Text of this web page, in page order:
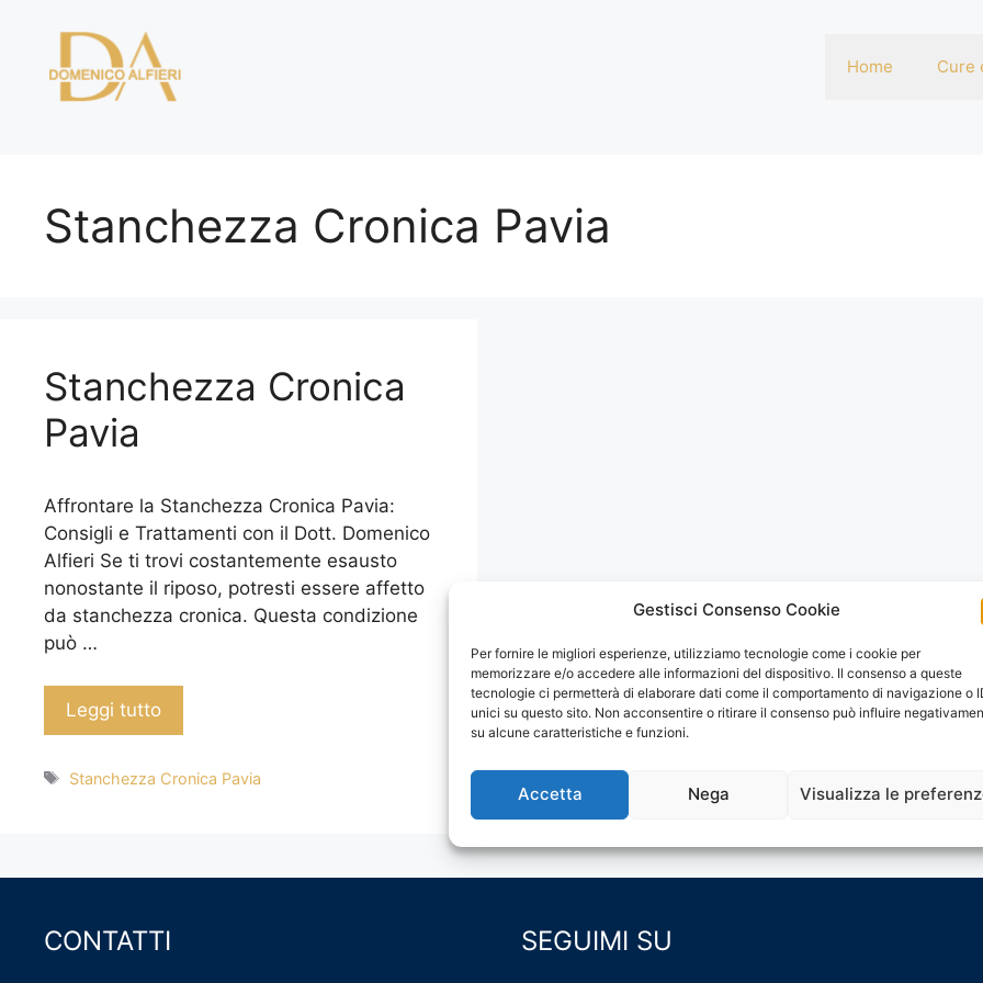
Gestisci Consenso Cookie
Per fornire le migliori esperienze, utilizziamo tecnologie come i cookie per
memorizzare e/o accedere alle informazioni del dispositivo. Il consenso a queste
tecnologie ci permetterà di elaborare dati come il comportamento di navigazione o
unici su questo sito. Non acconsentire o ritirare il consenso può influire
su alcune caratteristiche e funzioni.
Accetta Nega Visualizza le
contenuto
Home Cure
Stanchezza Cronica Pavia
Stanchezza Cronica
Pavia
Affrontare la Stanchezza Cronica Pavia:
Consigli e Trattamenti con il Dott. Domenico
Alfieri Se ti trovi costantemente esausto
nonostante il riposo, potresti essere affetto
da stanchezza cronica. Questa condizione
può …
Leggi tutto
Tag
Stanchezza Cronica Pavia
CONTATTI SEGUIMI SU